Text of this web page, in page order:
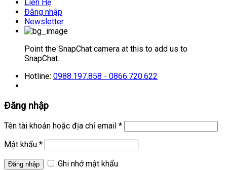
Liên Hệ
Đăng nhập
Newsletter
Point the SnapChat camera at this to add us to
SnapChat.
Hotline: 0988.197.858 - 0866.720.622
Đăng nhập
Tên tài khoản hoặc địa chỉ email *
Mật khẩu *
Ghi nhớ mật khẩu